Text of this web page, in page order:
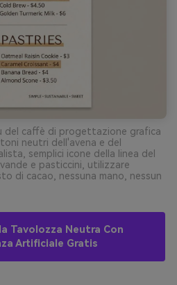
del caffè di progettazione grafica
neutri dell'avena e del
semplici icone della linea del
e pasticcini, utilizzare
di cacao, nessuna mano, nessun
Tavolozza Neutra Con
Artificiale Gratis